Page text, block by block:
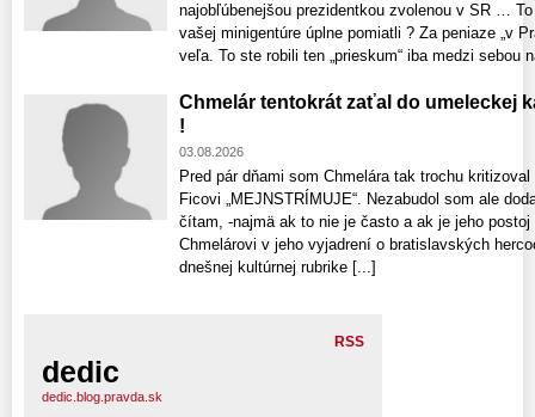
najobľúbenejšou prezidentkou zvolenou v SR …
vašej minigentúre úplne pomiatli ? Za peniaze „v
veľa. To ste robili ten „prieskum“ iba medzi sebou
Chmelár tentokrát zaťal do umeleckej
!
03.08.2026
Pred pár dňami som Chmelára tak trochu
Ficovi „MEJNSTRÍMUJE“. Nezabudol som ale
čítam, -najmä ak to nie je často a ak je jeho
Chmelárovi v jeho vyjadrení o bratislavských
dnešnej kultúrnej rubrike [...]
RSS
dedic
dedic.blog.pravda.sk